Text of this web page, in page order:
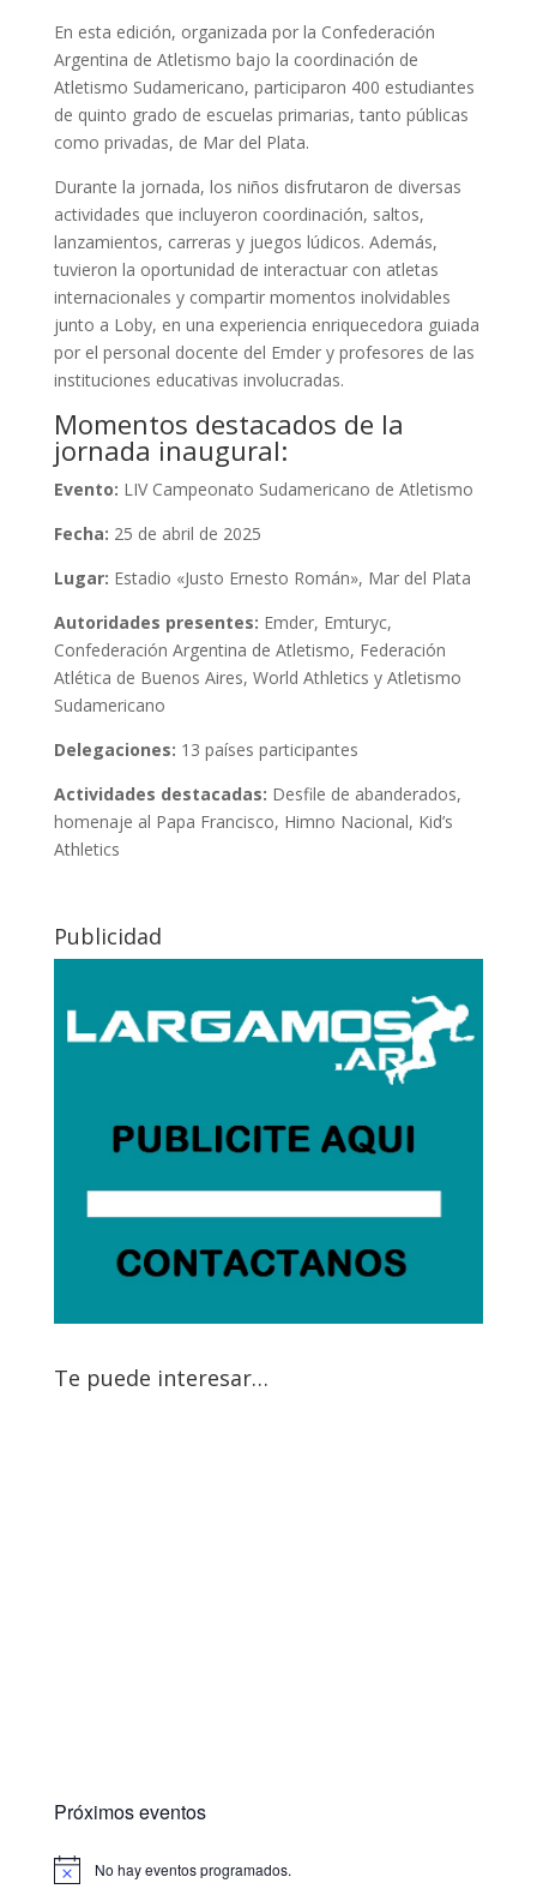
En esta edición, organizada por la Confederación
Argentina de Atletismo bajo la coordinación de
Atletismo Sudamericano, participaron 400 estudiantes
de quinto grado de escuelas primarias, tanto públicas
como privadas, de Mar del Plata.
Durante la jornada, los niños disfrutaron de diversas
actividades que incluyeron coordinación, saltos,
lanzamientos, carreras y juegos lúdicos. Además,
tuvieron la oportunidad de interactuar con atletas
internacionales y compartir momentos inolvidables
junto a Loby, en una experiencia enriquecedora guiada
por el personal docente del Emder y profesores de las
instituciones educativas involucradas.
Momentos destacados de la
jornada inaugural:
Evento: LIV Campeonato Sudamericano de Atletismo
Fecha: 25 de abril de 2025
Lugar: Estadio «Justo Ernesto Román», Mar del Plata
Autoridades presentes: Emder, Emturyc,
Confederación Argentina de Atletismo, Federación
Atlética de Buenos Aires, World Athletics y Atletismo
Sudamericano
Delegaciones: 13 países participantes
Actividades destacadas: Desfile de abanderados,
homenaje al Papa Francisco, Himno Nacional, Kid’s
Athletics
Publicidad
Te puede interesar…
Próximos eventos
No hay eventos programados.